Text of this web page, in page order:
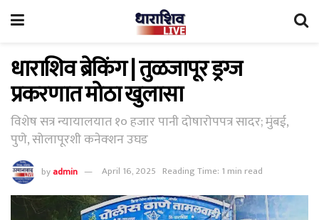
धाराशिव ब्रेकिंग | तुळजापूर ड्रग्ज
प्रकरणात मोठा खुलासा
विशेष सत्र न्यायालयात १० हजार पानी दोषारोपपत्र सादर; मुंबई,
पुणे, सोलापूरशी कनेक्शन उघड
byadmin April 16, 2025 Reading Time: 1 min read